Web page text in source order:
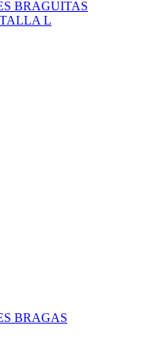
BRAGUITAS
L
BRAGAS